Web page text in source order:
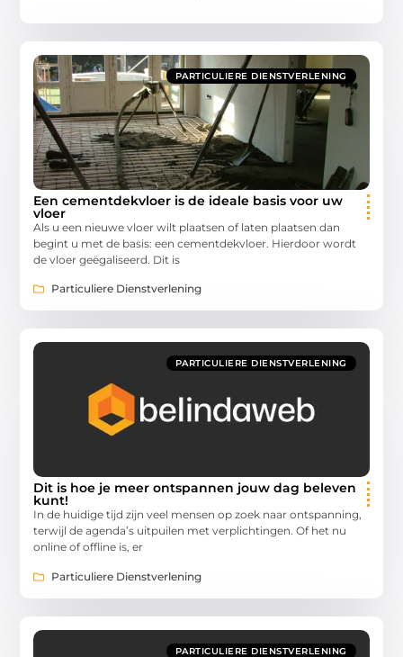
PARTICULIERE DIENSTVERLENING
Een cementdekvloer is de ideale basis voor uw
vloer
Als u een nieuwe vloer wilt plaatsen of laten plaatsen dan
begint u met de basis: een cementdekvloer. Hierdoor wordt
de vloer geëgaliseerd. Dit is
Particuliere Dienstverlening
PARTICULIERE DIENSTVERLENING
Dit is hoe je meer ontspannen jouw dag beleven
kunt!
In de huidige tijd zijn veel mensen op zoek naar ontspanning,
terwijl de agenda’s uitpuilen met verplichtingen. Of het nu
online of offline is, er
Particuliere Dienstverlening
PARTICULIERE DIENSTVERLENING